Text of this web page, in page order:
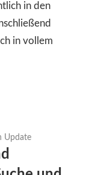
in den
in vollem
Update